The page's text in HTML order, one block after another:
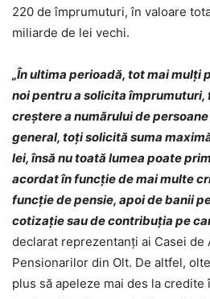
220 de împrumuturi, în valoare
miliarde de lei vechi.
„În ultima perioadă, tot mai mulţi
noi pentru a solicita
creştere a numărului de
general, toţi solicită suma
lei, însă nu toată lumea poate
acordat în funcţie de mai multe
funcţie de pensie, apoi de banii
cotizaţie sau de contribuţia pe
declarat reprezentanți ai Casei de
Pensionarilor din Olt. De altfel,
plus să apeleze mai des la credite